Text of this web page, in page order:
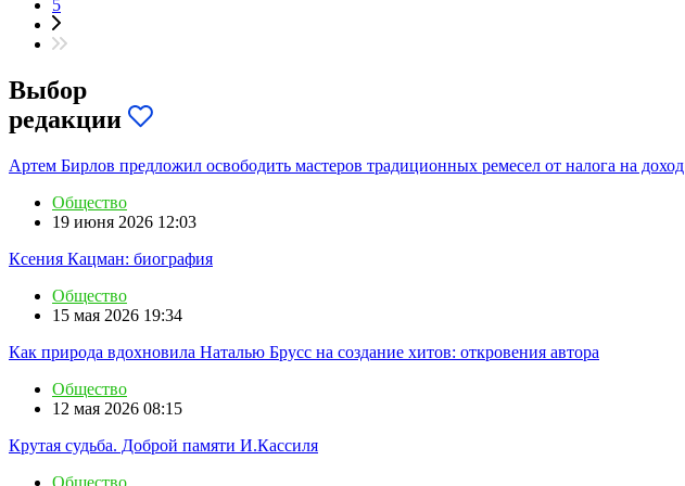
5
Выбор
редакции
Артем Бирлов предложил освободить мастеров традиционных ремесел от налога на доход
Общество
19 июня 2026 12:03
Ксения Кацман: биография
Общество
15 мая 2026 19:34
Как природа вдохновила Наталью Брусс на создание хитов: откровения автора
Общество
12 мая 2026 08:15
Крутая судьба. Доброй памяти И.Кассиля
Общество